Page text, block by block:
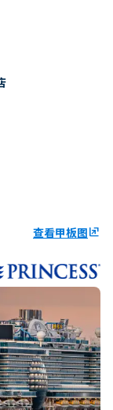
查看甲板图ungroup